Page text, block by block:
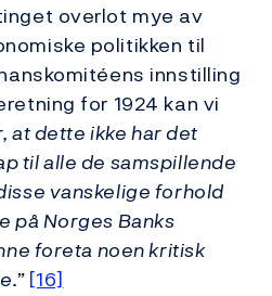
overlot mye av
politikken til
innstilling
for 1924 kan vi
at dette ikke har det
til alle de samspillende
vanskelige forhold
på Norges Banks
foreta noen kritisk
[16]